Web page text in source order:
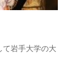
て岩手大学の大